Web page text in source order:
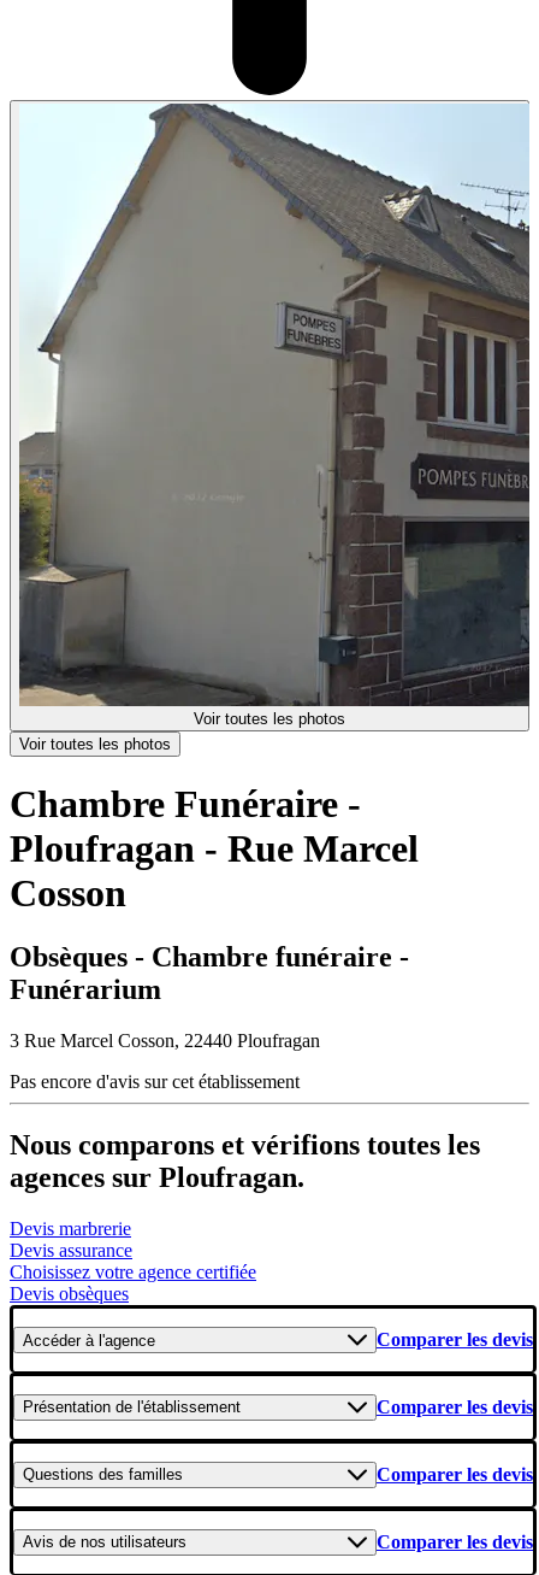
Voir toutes les photos
Voir toutes les photos
Chambre Funéraire -
Ploufragan - Rue Marcel
Cosson
Obsèques - Chambre funéraire -
Funérarium
3 Rue Marcel Cosson, 22440 Ploufragan
Pas encore d'avis sur cet établissement
Nous comparons et vérifions toutes les
agences sur Ploufragan.
Devis marbrerie
Devis assurance
Choisissez votre agence certifiée
Devis obsèques
Accéderà l'agence Comparer les devis
Présentation de l'établissement Comparer les devis
Questions des familles Comparer les devis
Avis de nos utilisateurs Comparer les devis